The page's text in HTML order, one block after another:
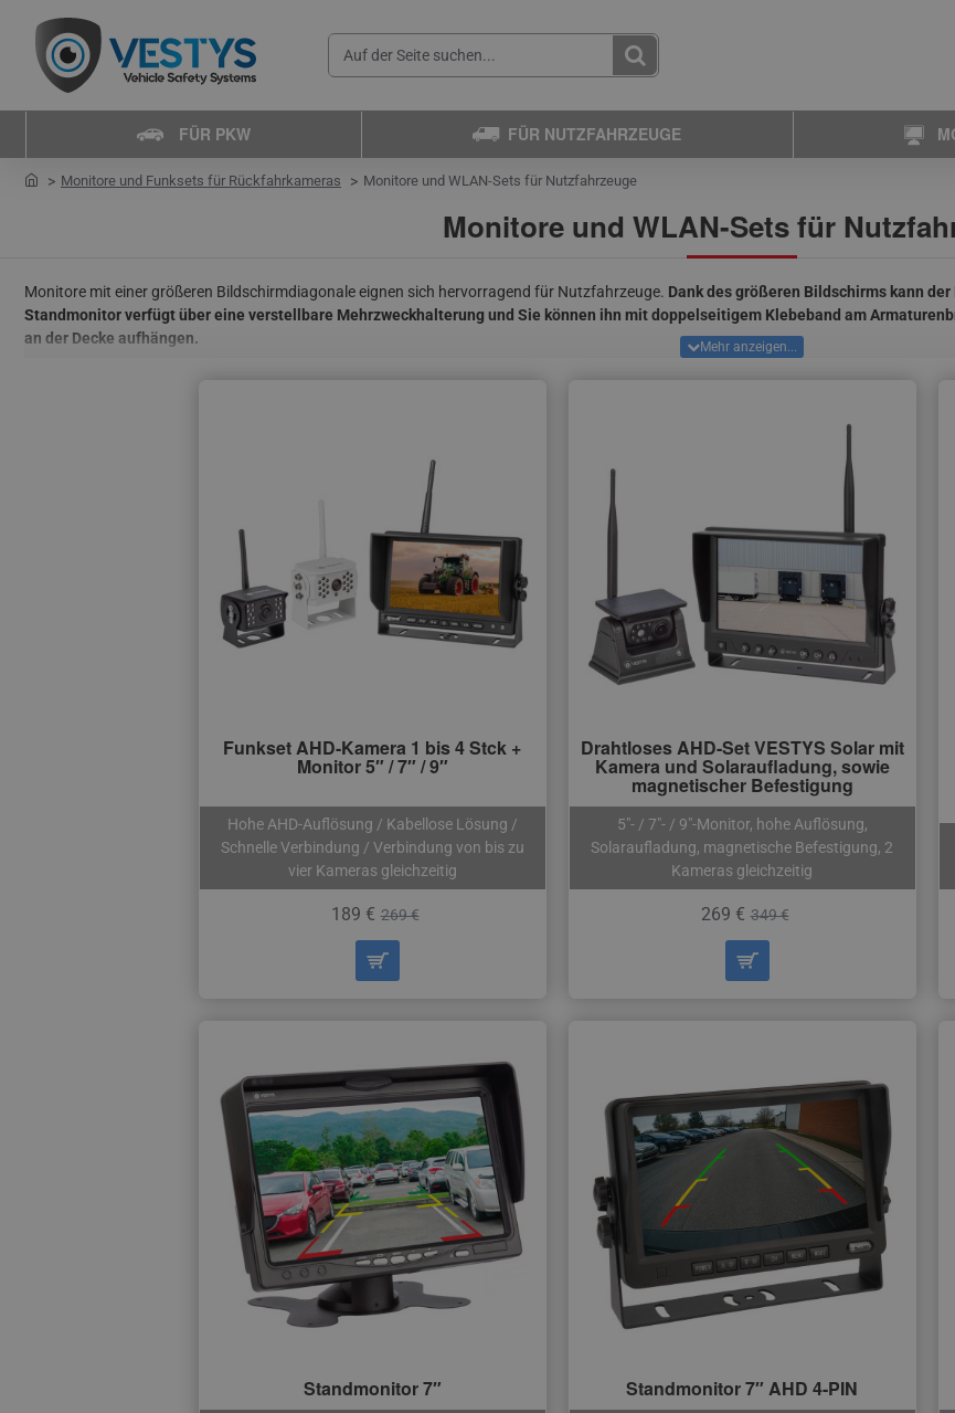
Auf
Seite
FÜR PKW FÜR NUTZFAHRZEUGE
Monitore und WLAN-Sets für
homeMonitore und Funksets für Rückfahrkameras Monitore und WLAN-Sets für Nutzfahrzeuge
Monitore mit einer größeren Bildschirmdiagonale eignen sich hervorragend für Nutzfahrzeuge. Dank des größeren Bildschirms kann
Standmonitor verfügt über eine verstellbare Mehrzweckhalterung und Sie können ihn mit doppelseitigem Klebeband am
an der Decke aufhängen.
Monitore für Nutzfahrzeuge werden z.B. in Lkw, Transportern, Wohnwägen, Bussen, Traktoren, Erntemaschinen und dergleichen
Standardauflösungen und höhere AHD-Auflösungen zur Verfügung. Sie können jede
Nutzfahrzeugkamera aus unserem Angebot an alle
Hohe AHD-Auflösung / Kabellose Lösung /
Schnelle Verbindung / Verbindung von bis zu
vier Kameras gleichzeitig
Funkset AHD-Kamera 1 bis 4 Stck +
Monitor 5″ / 7″ / 9″
189 € 269 €
5″- / 7″- / 9″-Monitor, hohe Auflösung,
Solaraufladung, magnetische Befestigung, 2
Kameras gleichzeitig
Drahtloses AHD-Set VESTYS Solar mit
Kamera und Solaraufladung, sowie
magnetischer Befestigung
269 € 349 €
Standmonitor 7″ Standmonitor 7″ AHD 4-PIN